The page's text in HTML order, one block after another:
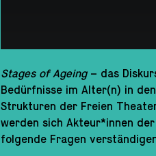
Stages of Ageing– das
Bedürfnisse im Alter(n) in
Strukturen der Freien
werden sich Akteur*innen
folgende Fragen